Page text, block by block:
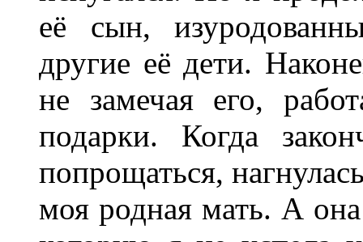
её сын,
другие её дети.
не замечая его,
подарки. Когда
попрощаться,
моя родная мать. А